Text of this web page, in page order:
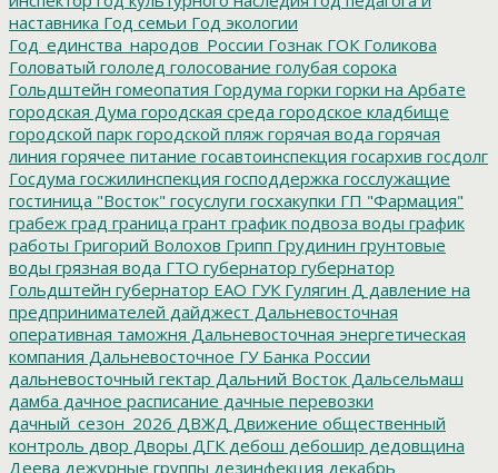
наставника Год семьи Год экологии
Год_единства_народов_России Гознак ГОК Голикова
Головатый гололед голосование голубая сорока
Гольдштейн гомеопатия Гордума горки горки на Арбате
городская Дума городская среда городское кладбище
городской парк городской пляж горячая вода горячая
линия горячее питание госавтоинспекция госархив госдолг
Госдума госжилинспекция господдержка госслужащие
гостиница "Восток" госуслуги госхакупки ГП "Фармация"
грабеж град граница грант график подвоза воды график
работы Григорий Волохов Грипп Грудинин грунтовые
воды грязная вода ГТО губернатор губернатор
Гольдштейн губернатор ЕАО ГУК Гулягин Д давление на
предпринимателей дайджест Дальневосточная
оперативная таможня Дальневосточная энергетическая
компания Дальневосточное ГУ Банка России
дальневосточный гектар Дальний Восток Дальсельмаш
дамба дачное расписание дачные перевозки
дачный_сезон_2026 ДВЖД Движение общественный
контроль двор Дворы ДГК дебош дебошир дедовщина
Деева дежурные группы дезинфекция декабрь